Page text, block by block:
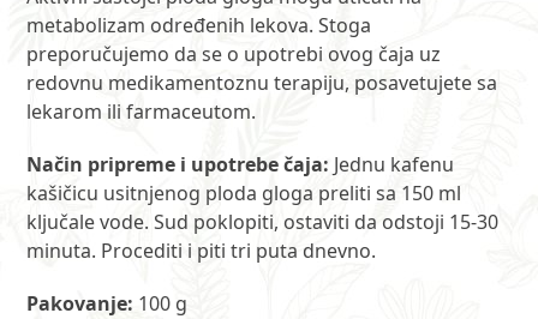
metabolizam određenih lekova. Stoga
preporučujemo da se o upotrebi ovog čaja uz
redovnu medikamentoznu terapiju, posavetujete sa
lekarom ili farmaceutom.
Način pripreme i upotrebe čaja: Jednu kafenu
kašičicu usitnjenog ploda gloga preliti sa 150 ml
ključale vode. Sud poklopiti, ostaviti da odstoji 15-30
minuta. Procediti i piti tri puta dnevno.
Pakovanje: 100 g